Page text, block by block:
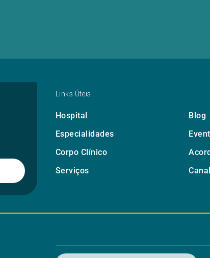
Links Úteis
Hospital Blog
Especialidades
Corpo Clínico
Serviços